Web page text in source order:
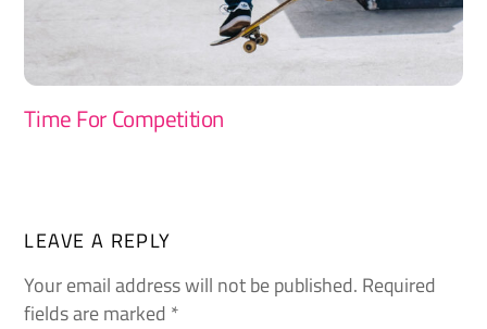
Time For Competition
LEAVE A REPLY
Your email address will not be published. Required
fields are marked *